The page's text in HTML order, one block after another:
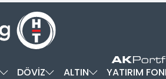
DÖVİZ ALTIN YATIRIM